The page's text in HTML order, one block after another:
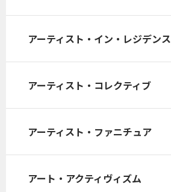
アーティスト・イン・レジデンス
アーティスト・コレクティブ
アーティスト・ファニチュア
アート・アクティヴィズム